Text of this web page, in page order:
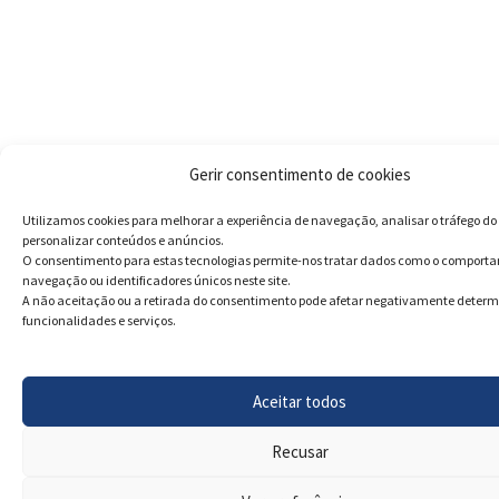
Gerir consentimento de cookies
Utilizamos cookies para melhorar a experiência de navegação, analisar o tráfego do
personalizar conteúdos e anúncios.
O consentimento para estas tecnologias permite-nos tratar dados como o
navegação ou identificadores únicos neste site.
A não aceitação ou a retirada do consentimento pode afetar negativamente
funcionalidades e serviços.
Aceitar todos
Recusar